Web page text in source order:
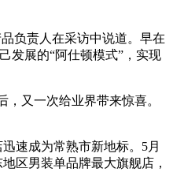
负责人在采访中说道。早在
发展的“阿仕顿模式”，实现
又一次给业界带来惊喜。
速成为常熟市新地标。5月
区男装单品牌最大旗舰店，